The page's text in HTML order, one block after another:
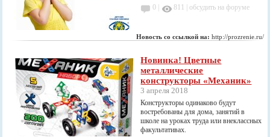
0 |
811 |обсудить на форуме
Новость со ссылкой на:http://prozrenie.ru/
Новинка! Цветные
металлические
конструкторы «Механик»
3 апреля 2018
Конструкторы одинаково будут
востребованы для дома, занятий в
школе на уроках труда или внеклассных
факультативах.